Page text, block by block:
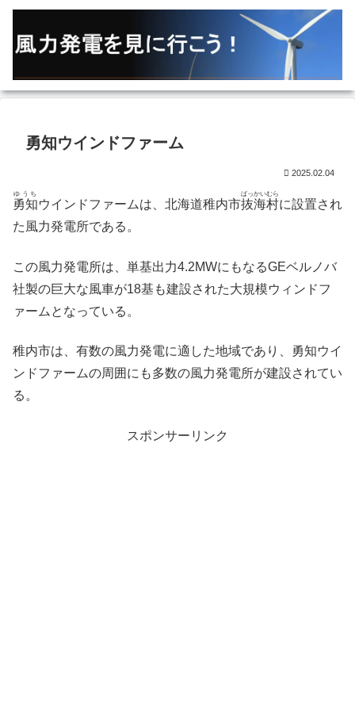
勇知ウインドファーム
2025.02.04
勇知
ゆうち
ウインドファームは、北海道稚内市抜海村
ばっかいむら
に設置され
た風力発電所である。
この風力発電所は、単基出力4.2MWにもなるGEベルノバ
社製の巨大な風車が18基も建設された大規模ウィンドフ
ァームとなっている。
稚内市は、有数の風力発電に適した地域であり、勇知ウイ
ンドファームの周囲にも多数の風力発電所が建設されてい
る。
スポンサーリンク